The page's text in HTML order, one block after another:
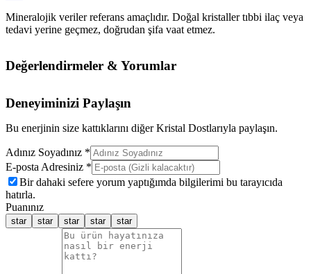
Mineralojik veriler referans amaçlıdır. Doğal kristaller tıbbi ilaç veya
tedavi yerine geçmez, doğrudan şifa vaat etmez.
Değerlendirmeler & Yorumlar
Deneyiminizi Paylaşın
Bu enerjinin size kattıklarını diğer Kristal Dostlarıyla paylaşın.
Adınız Soyadınız *
E-posta Adresiniz *
Bir dahaki sefere yorum yaptığımda bilgilerimi bu tarayıcıda
hatırla.
Puanınız
star star star star star